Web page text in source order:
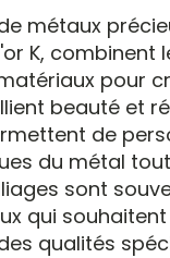
métaux
K, combinent
pour
beauté et
de
du métal
sont
qui
qualités